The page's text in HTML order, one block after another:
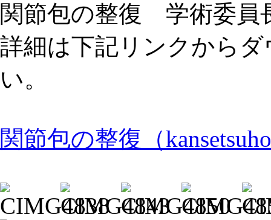
関節包の整復 学術委
詳細は下記リンクから
い。
関節包の整復（